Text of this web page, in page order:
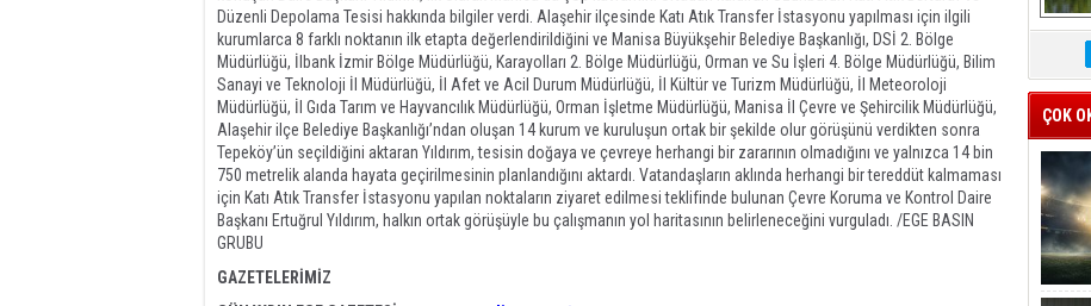
Düzenli Depolama Tesisi hakkında bilgiler verdi. Alaşehir ilçesinde Katı Atık Transfer İstasyonu yapılması için ilgili
kurumlarca 8 farklı noktanın ilk etapta değerlendirildiğini ve Manisa Büyükşehir Belediye Başkanlığı, DSİ 2. Bölge
Müdürlüğü, İlbank İzmir Bölge Müdürlüğü, Karayolları 2. Bölge Müdürlüğü, Orman ve Su İşleri 4. Bölge Müdürlüğü, Bilim
Sanayi ve Teknoloji İl Müdürlüğü, İl Afet ve Acil Durum Müdürlüğü, İl Kültür ve Turizm Müdürlüğü, İl Meteoroloji
Müdürlüğü, İl Gıda Tarım ve Hayvancılık Müdürlüğü, Orman İşletme Müdürlüğü, Manisa İl Çevre ve Şehircilik Müdürlüğü,
Alaşehir ilçe Belediye Başkanlığı’ndan oluşan 14 kurum ve kuruluşun ortak bir şekilde olur görüşünü verdikten sonra
Tepeköy’ün seçildiğini aktaran Yıldırım, tesisin doğaya ve çevreye herhangi bir zararının olmadığını ve yalnızca 14 bin
750 metrelik alanda hayata geçirilmesinin planlandığını aktardı. Vatandaşların aklında herhangi bir tereddüt kalmaması
için Katı Atık Transfer İstasyonu yapılan noktaların ziyaret edilmesi teklifinde bulunan Çevre Koruma ve Kontrol Daire
Başkanı Ertuğrul Yıldırım, halkın ortak görüşüyle bu çalışmanın yol haritasının belirleneceğini vurguladı. /EGE BASIN
GRUBU
GAZETELERİMİZ
ÇOK